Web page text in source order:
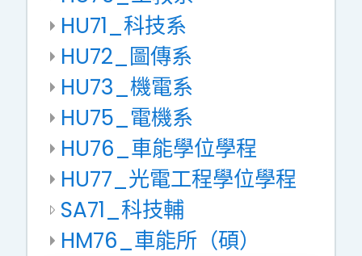
HU71_科技系
HU72_圖傳系
HU73_機電系
HU75_電機系
HU76_車能學位學程
HU77_光電工程學位學程
SA71_科技輔
HM76_車能所（碩）